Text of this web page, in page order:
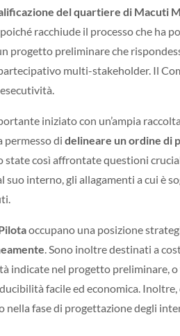
del quartiere di Macuti
racchiude il processo che ha
progetto preliminare che
multi-stakeholder. Il
iniziato con un’ampia
permesso didelineare un ordine di
state così affrontate questioni
interno, gli allagamenti a cui è
occupano una posizione
. Sono inoltre destinati a
indicate nel progetto preliminare, o
facile ed economica.
nella fase di progettazione degli